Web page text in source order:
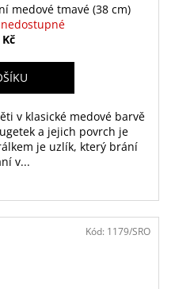
medové tmavé (38 cm)
v klasické medové barvě
a jejich povrch je
je uzlík, který brání
v...
Kód: 1179/SRO